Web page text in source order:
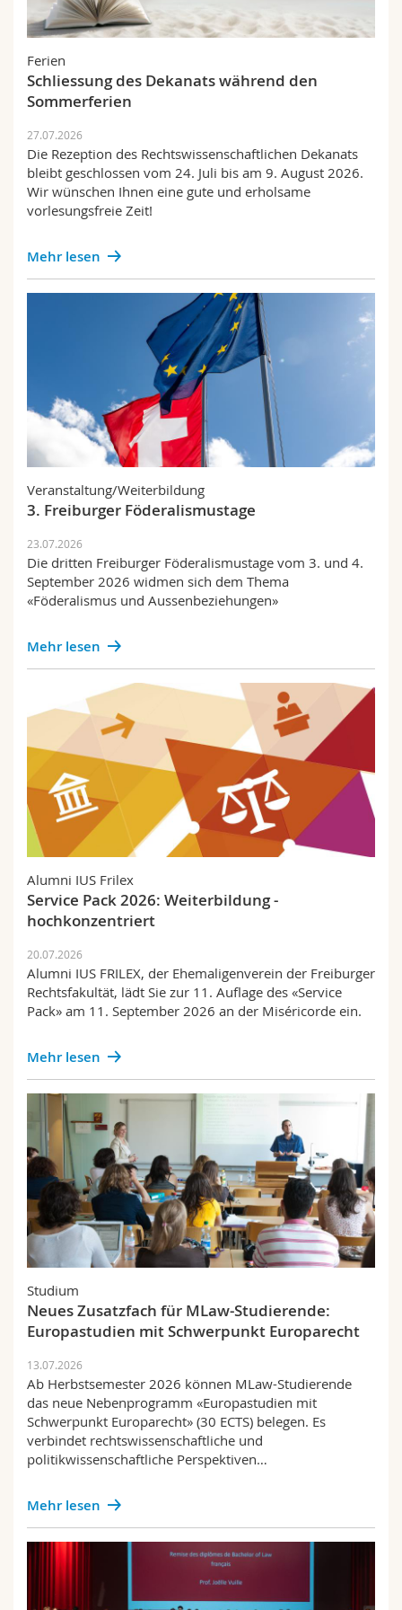
Math.-Nat. und Med. Fak.
Interfakultär
Mitarbeitende
Doktorierende
Webmail
Vorlesungsverzeichnis
MyUnifr
Personelles
Preise und Auszeichnungen
Forschung
Success stories
Wissenschaft und Gesellschaft
Prüfungen
Weiterbildung
Publikationen
Alumni IUS Frilex
Fachschaft
Ferien
Schliessung des Dekanats während den
Sommerferien
27.07.2026
Die Rezeption des Rechtswissenschaftlichen Dekanats
bleibt geschlossen vom 24. Juli bis am 9. August 2026.
Wir wünschen Ihnen eine gute und erholsame
vorlesungsfreie Zeit!
Mehr lesen
Veranstaltung/Weiterbildung
3. Freiburger Föderalismustage
23.07.2026
Die dritten Freiburger Föderalismustage vom 3. und 4.
September 2026 widmen sich dem Thema
«Föderalismus und Aussenbeziehungen»
Mehr lesen
Alumni IUS Frilex
Service Pack 2026: Weiterbildung -
hochkonzentriert
20.07.2026
Alumni IUS FRILEX, der Ehemaligenverein der Freiburger
Rechtsfakultät, lädt Sie zur 11. Auflage des «Service
Pack» am 11. September 2026 an der Miséricorde ein.
Mehr lesen
Studium
Neues Zusatzfach für MLaw-Studierende:
Europastudien mit Schwerpunkt Europarecht
13.07.2026
Ab Herbstsemester 2026 können MLaw-Studierende
das neue Nebenprogramm «Europastudien mit
Schwerpunkt Europarecht» (30 ECTS) belegen. Es
verbindet rechtswissenschaftliche und
politikwissenschaftliche Perspektiven…
Mehr lesen